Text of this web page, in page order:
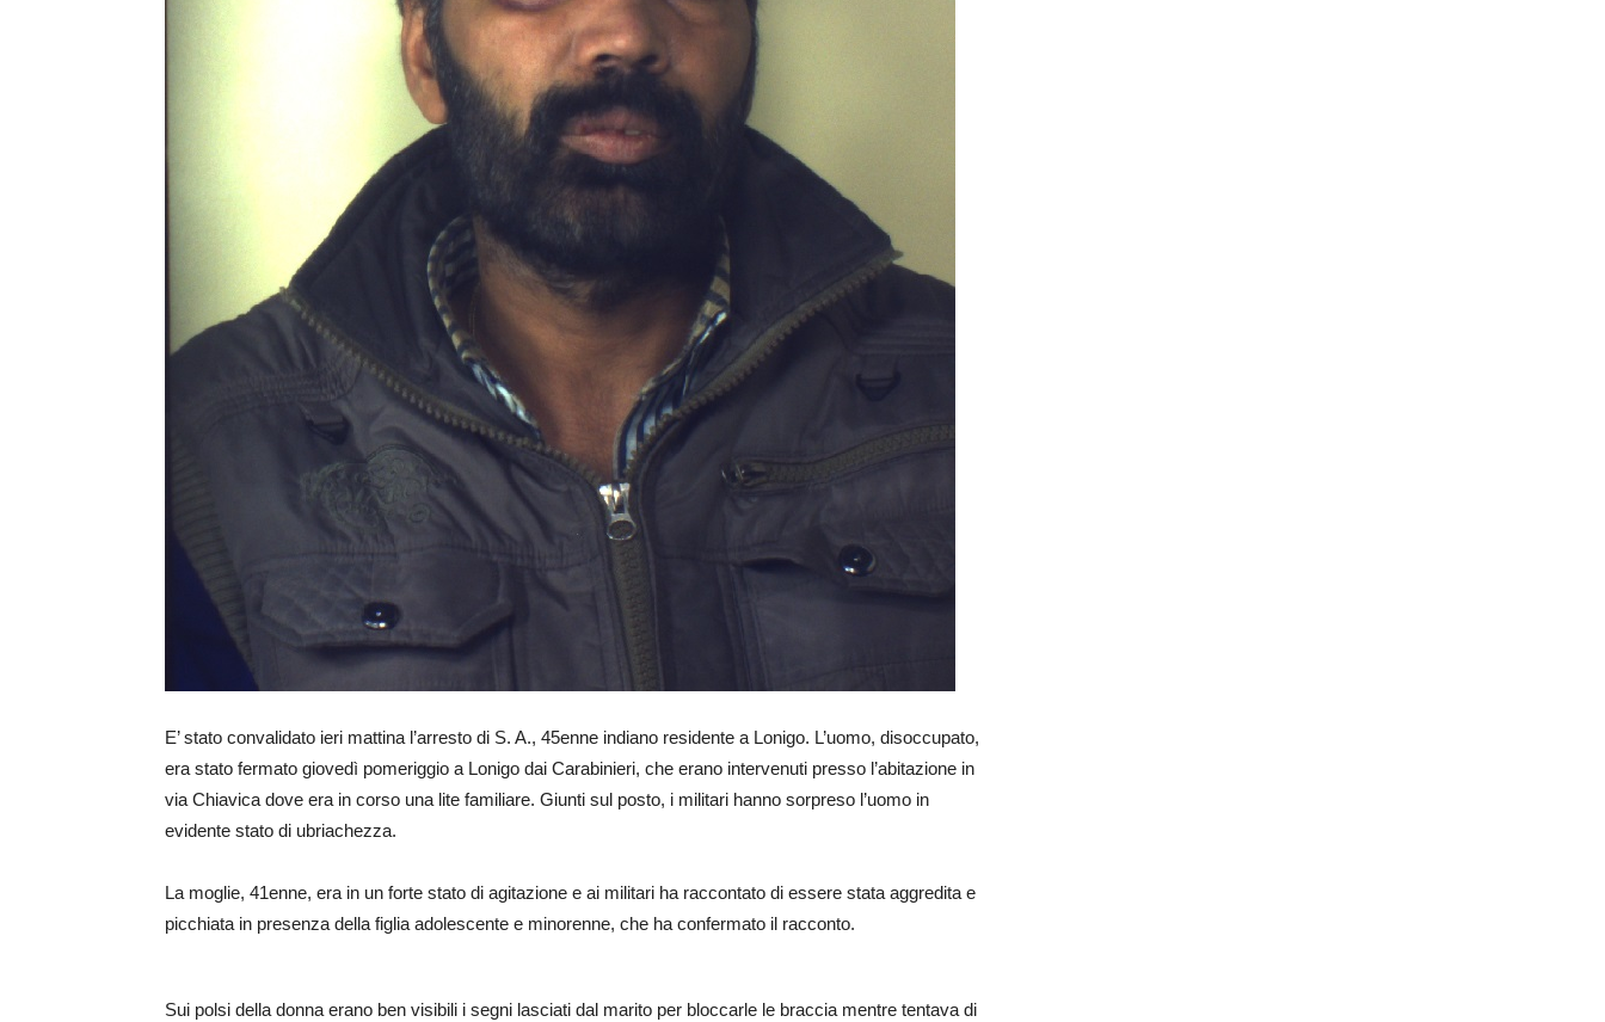
E’ stato convalidato ieri mattina l’arresto di S. A., 45enne indiano residente a Lonigo. L’uomo, disoccupato,
era stato fermato giovedì pomeriggio a Lonigo dai Carabinieri, che erano intervenuti presso l’abitazione in
via Chiavica dove era in corso una lite familiare. Giunti sul posto, i militari hanno sorpreso l’uomo in
evidente stato di ubriachezza.
La moglie, 41enne, era in un forte stato di agitazione e ai militari ha raccontato di essere stata aggredita e
picchiata in presenza della figlia adolescente e minorenne, che ha confermato il racconto.
Sui polsi della donna erano ben visibili i segni lasciati dal marito per bloccarle le braccia mentre tentava di